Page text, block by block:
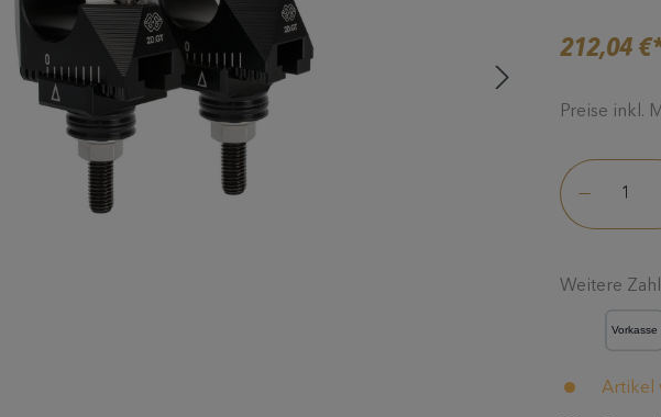
212,04
Preise inkl.
Weitere
Artikel